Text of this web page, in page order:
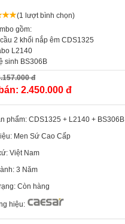
(1 lượt bình chọn)
gồm:
2 khối nắp êm CDS1325
L2140
sinh BS306B
đ
2.450.000 đ
phẩm: CDS1325 + L2140 + BS306B
Men Sứ Cao Cấp
Việt Nam
3 Năm
Còn hàng
hiệu: